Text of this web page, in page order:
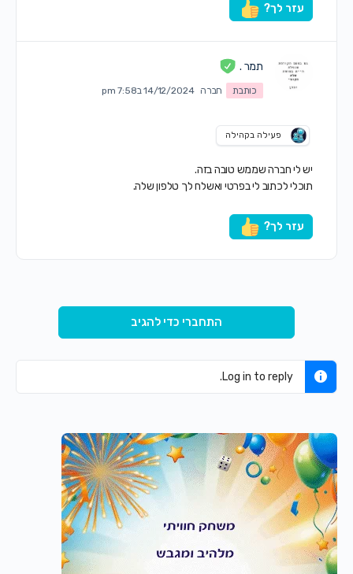
עזר לך?
תמר .
כותבת חברה 14/12/2024 ב7:58 pm
פעילה בקהילה
יש לי חברה שממש טובה בזה.
תוכלי לכתוב לי בפרטי ואשלח לך טלפון שלה.
עזר לך?
התחברי כדי להגיב
Log in to reply.